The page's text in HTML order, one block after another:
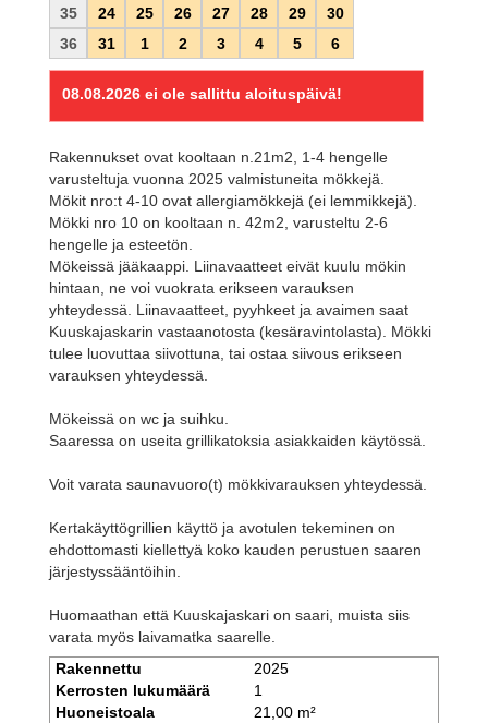
35
24 25 26 27 28 29
30
36
31 1 2 3 4 5 6
08.08.2026 ei ole sallittu aloituspäivä!
Rakennukset ovat kooltaan n.21m2, 1-4 hengelle
varusteltuja vuonna 2025 valmistuneita mökkejä.
Mökit nro:t 4-10 ovat allergiamökkejä (ei lemmikkejä).
Mökki nro 10 on kooltaan n. 42m2, varusteltu 2-6
hengelle ja esteetön.
Mökeissä jääkaappi. Liinavaatteet eivät kuulu mökin
hintaan, ne voi vuokrata erikseen varauksen
yhteydessä. Liinavaatteet, pyyhkeet ja avaimen saat
Kuuskajaskarin vastaanotosta (kesäravintolasta). Mökki
tulee luovuttaa siivottuna, tai ostaa siivous erikseen
varauksen yhteydessä.
Mökeissä on wc ja suihku.
Saaressa on useita grillikatoksia asiakkaiden käytössä.
Voit varata saunavuoro(t) mökkivarauksen yhteydessä.
Kertakäyttögrillien käyttö ja avotulen tekeminen on
ehdottomasti kiellettyä koko kauden perustuen saaren
järjestyssääntöihin.
Huomaathan että Kuuskajaskari on saari, muista siis
varata myös laivamatka saarelle.
Rakennettu
2025
Kerrosten lukumäärä
1
Huoneistoala
21,00 m²